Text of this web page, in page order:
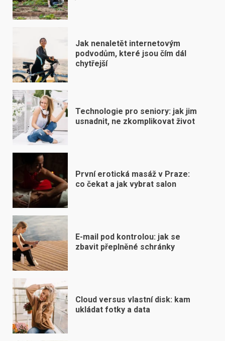
Jak nenaletět internetovým
podvodům, které jsou čím dál
chytřejší
Technologie pro seniory: jak jim
usnadnit, ne zkomplikovat život
První erotická masáž v Praze:
co čekat a jak vybrat salon
E-mail pod kontrolou: jak se
zbavit přeplněné schránky
Cloud versus vlastní disk: kam
ukládat fotky a data